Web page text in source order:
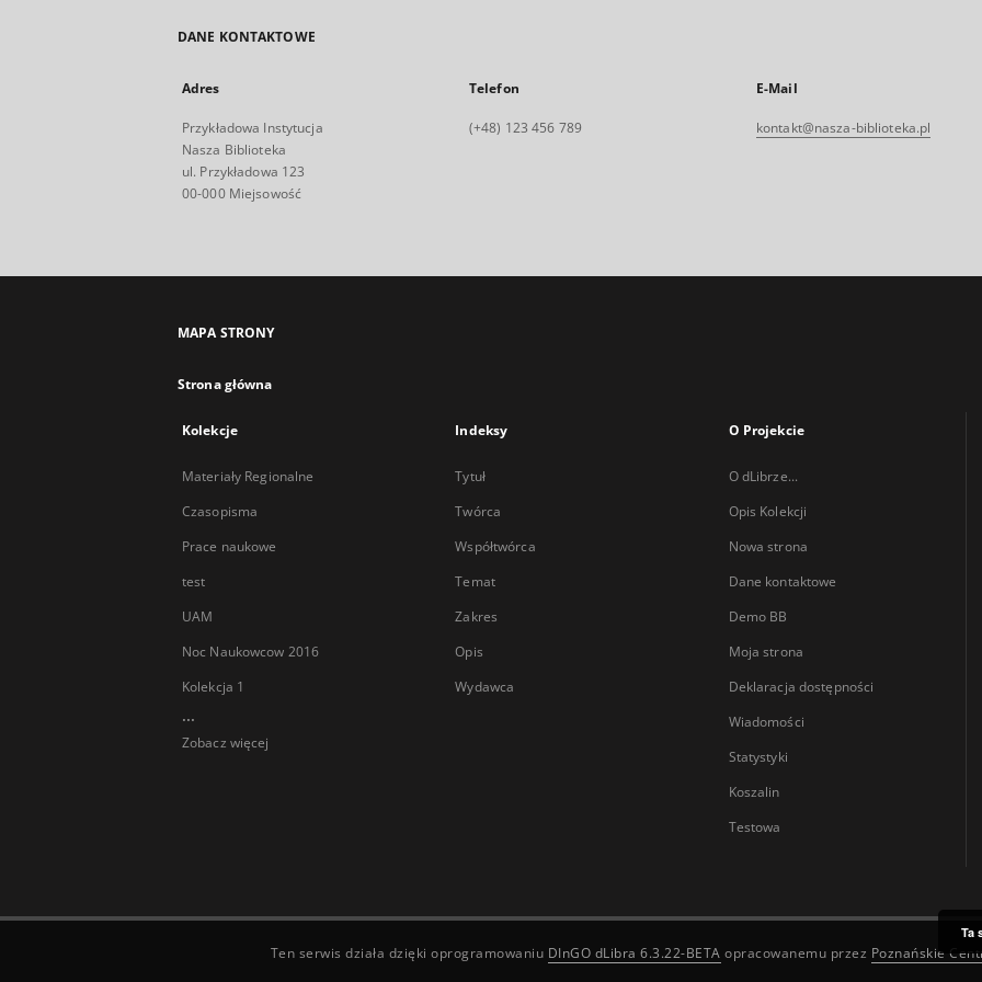
DANE KONTAKTOWE
Adres
Przykładowa Instytucja
Nasza Biblioteka
ul. Przykładowa 123
00-000 Miejsowość
Telefon
(+48) 123 456 789
E-Mail
kontakt@nasza-biblioteka.pl
MAPA STRONY
Strona główna
Kolekcje
Materiały Regionalne
Czasopisma
Prace naukowe
test
UAM
Noc Naukowcow 2016
Kolekcja 1
...
Zobacz więcej
Indeksy
Tytuł
Twórca
Współtwórca
Temat
Zakres
Opis
Wydawca
O Projekcie
O dLibrze...
Opis Kolekcji
Nowa strona
Dane kontaktowe
Demo BB
Moja strona
Deklaracja dostępności
Wiadomości
Statystyki
Koszalin
Testowa
Ten serwis działa dzięki oprogramowaniu DInGO dLibra 6.3.22-BETA opracowanemu przez Poznańskie
Ta